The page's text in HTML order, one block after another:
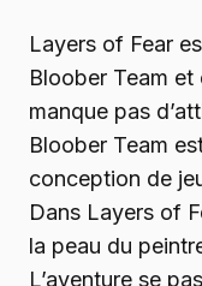
Layers of Fear
Bloober Team et
manque pas
Bloober Team
conception de
Dans Layers of
la peau du
L’aventure se